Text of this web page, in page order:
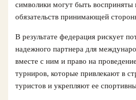
символики могут быть восприняты
обязательств принимающей
В результате федерация рискует
надежного партнера для
вместе с ним и право на
турниров, которые привлекают в
туристов и укрепляют ее